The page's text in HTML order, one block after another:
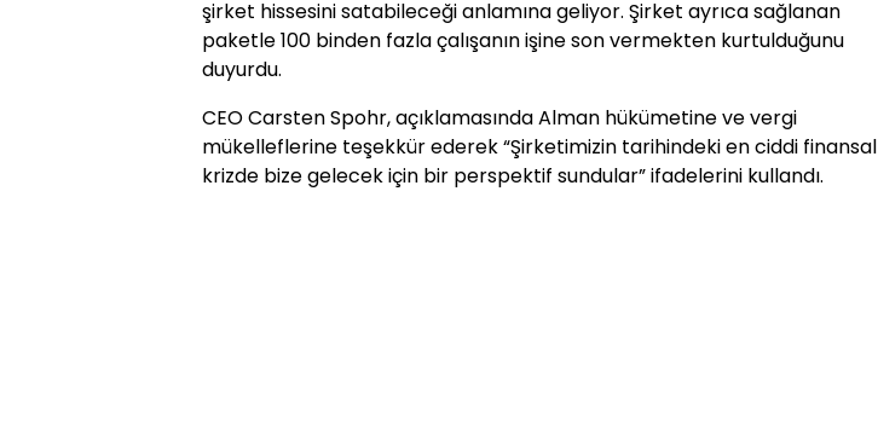
şirket hissesini satabileceği anlamına geliyor. Şirket ayrıca sağlanan
paketle 100 binden fazla çalışanın işine son vermekten kurtulduğunu
duyurdu.
CEO Carsten Spohr, açıklamasında Alman hükümetine ve vergi
mükelleflerine teşekkür ederek “Şirketimizin tarihindeki en ciddi finansal
krizde bize gelecek için bir perspektif sundular” ifadelerini kullandı.